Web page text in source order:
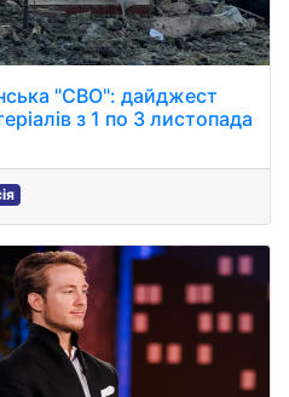
"СВО": дайджест
з 1 по 3 листопада